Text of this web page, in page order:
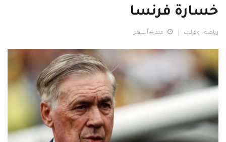
خسارة فرنسا
رياضة - وكالات منذ 4 أشهر